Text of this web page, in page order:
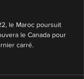
le Maroc poursuit
le Canada pour
carré.